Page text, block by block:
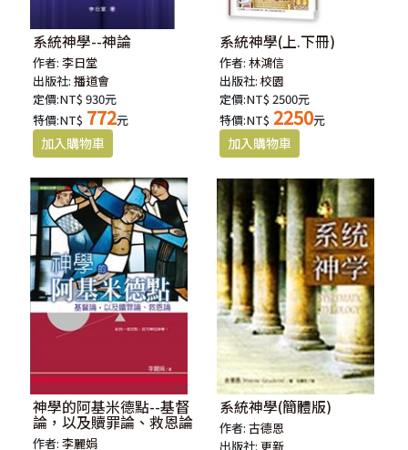
系統神學--神論
作者:李日堂
出版社:播道會
定價:NT$ 930元
特價:NT$ 772元
系統神學(上.下冊)
作者:林鴻信
出版社:校園
定價:NT$ 2500元
特價:NT$ 2250元
神學的阿基米德點--基督
論，以及贖罪論、救恩論
作者:李麗娟
系統神學(簡體版)
作者:古德恩
出版社:更新